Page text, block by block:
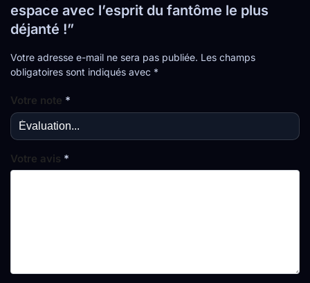
espace avec l’esprit du fantôme le plus
déjanté !”
Votre adresse e-mail ne sera pas publiée. Les champs
obligatoires sont indiqués avec *
Votre note *
Votre avis *